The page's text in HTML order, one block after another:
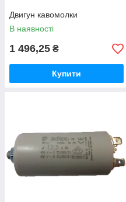
Двигун кавомолки
В наявності
1 496,25 ₴
Купити